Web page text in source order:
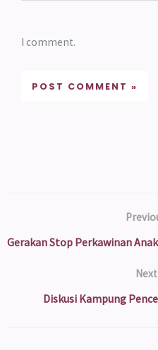
I comment.
Gerakan Stop Perkawinan
Diskusi Kampung